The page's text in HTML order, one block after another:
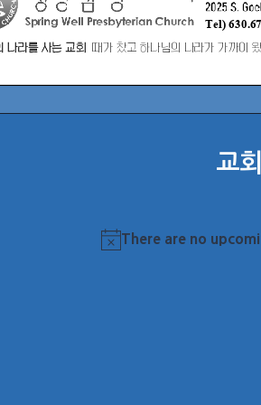
교
Notice
There are no